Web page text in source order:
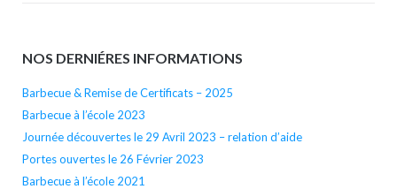
NOS DERNIÉRES INFORMATIONS
Barbecue & Remise de Certificats – 2025
Barbecue à l’école 2023
Journée découvertes le 29 Avril 2023 – relation d’aide
Portes ouvertes le 26 Février 2023
Barbecue à l’école 2021